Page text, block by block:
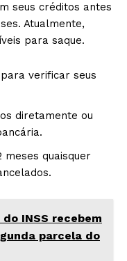
seus créditos antes
Atualmente,
para saque.
para verificar seus
diretamente ou
quaisquer
INSS recebem
parcela do